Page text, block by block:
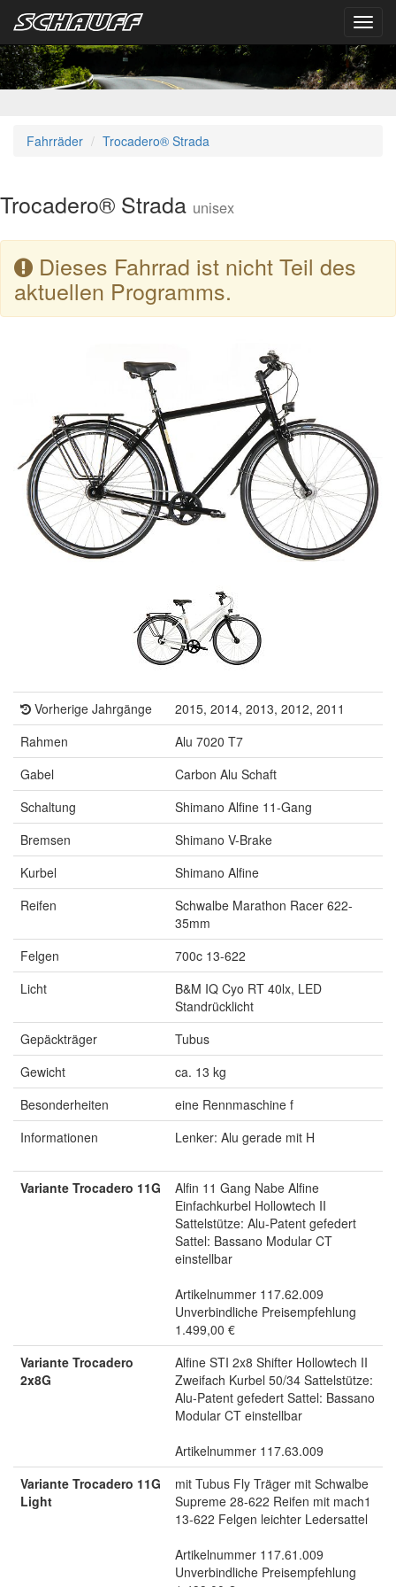
Fahrräder Trocadero® Strada
Trocadero® Strada unisex
Dieses Fahrrad ist nicht Teil des
aktuellen Programms.
Vorherige Jahrgänge
2015, 2014, 2013, 2012, 2011
Rahmen
Alu 7020 T7
Gabel
Carbon Alu Schaft
Schaltung
Shimano Alfine 11-Gang
Bremsen
Shimano V-Brake
Kurbel
Shimano Alfine
Reifen
Schwalbe Marathon Racer 622-
35mm
Felgen
700c 13-622
Licht
B&M IQ Cyo RT 40lx, LED
Standrücklicht
Gepäckträger
Tubus
Gewicht
ca. 13 kg
Besonderheiten
eine Rennmaschine f
Informationen
Lenker: Alu gerade mit H
Variante Trocadero 11G
Alfin 11 Gang Nabe Alfine
Einfachkurbel Hollowtech II
Sattelstütze: Alu-Patent gefedert
Sattel: Bassano Modular CT
einstellbar
Artikelnummer 117.62.009
Unverbindliche Preisempfehlung
1.499,00 €
Variante Trocadero
2x8G
Alfine STI 2x8 Shifter Hollowtech II
Zweifach Kurbel 50/34 Sattelstütze:
Alu-Patent gefedert Sattel: Bassano
Modular CT einstellbar
Artikelnummer 117.63.009
Variante Trocadero 11G
Light
mit Tubus Fly Träger mit Schwalbe
Supreme 28-622 Reifen mit mach1
13-622 Felgen leichter Ledersattel
Artikelnummer 117.61.009
Unverbindliche Preisempfehlung